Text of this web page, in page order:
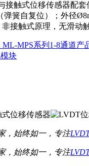
接触式位移传感器配套
簧自复位）；外径
接触式原理，无滑动
ML-MPS系列1-8通道产
块
，始终如一，专注
，始终如一，专注